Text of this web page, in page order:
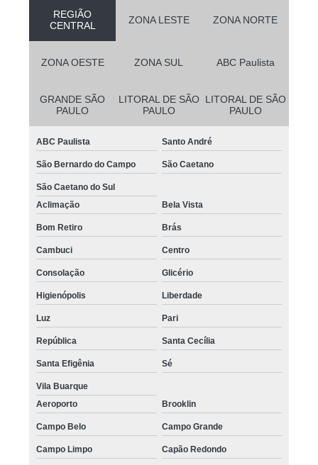
REGIÃO
CENTRAL
ZONA LESTE ZONA NORTE
ZONA OESTE ZONA SUL ABC Paulista
GRANDE SÃO
PAULO
LITORAL DE SÃO
PAULO
LITORAL DE SÃO
PAULO
ABC Paulista Santo André
São Bernardo do Campo São Caetano
São Caetano do Sul
Aclimação
Bela Vista
Bom Retiro Brás
Cambuci Centro
Consolação Glicério
Higienópolis Liberdade
Luz Pari
República Santa Cecília
Santa Efigênia Sé
Vila Buarque
Aeroporto
Brooklin
Campo Belo Campo Grande
Campo Limpo Capão Redondo